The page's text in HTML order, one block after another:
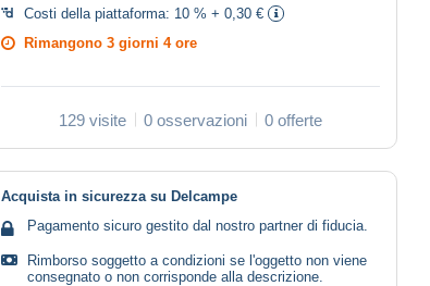
Costi della piattaforma: 10 % + 0,30 €
Rimangono 3 giorni 4 ore
129 visite 0 osservazioni 0 offerte
Acquista in sicurezza su Delcampe
Pagamento sicuro gestito dal nostro partner di fiducia.
Rimborso soggetto a condizioni se l'oggetto non viene
consegnato o non corrisponde alla descrizione.